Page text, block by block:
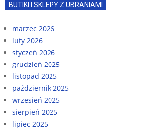
BUTIKI I SKLEPY Z UBRANIAMI
marzec 2026
luty 2026
styczeń 2026
grudzień 2025
listopad 2025
październik 2025
wrzesień 2025
sierpień 2025
lipiec 2025